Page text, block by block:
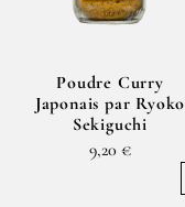
Poudre Curry
Japonais par Ryoko
Sekiguchi
9,20 €